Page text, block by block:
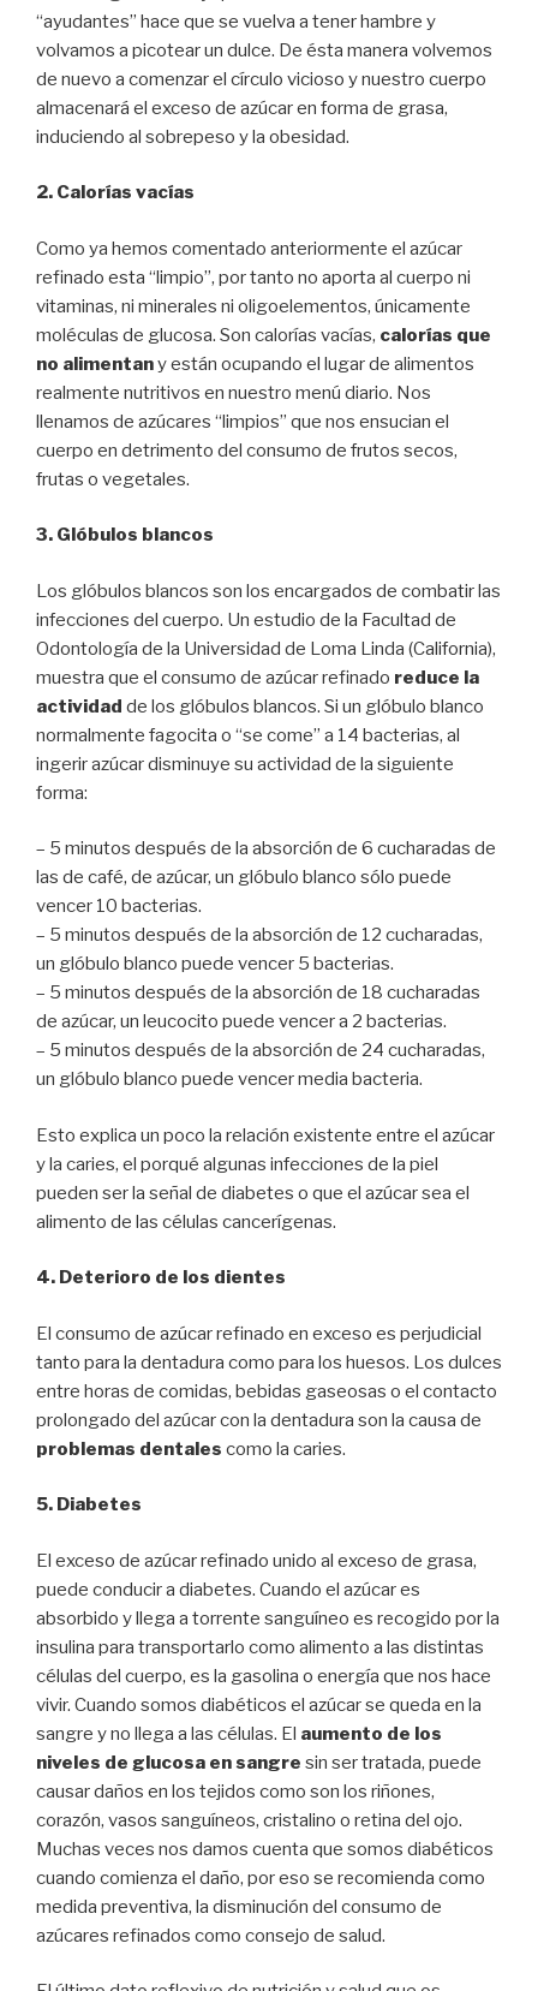
“ayudantes” hace que se vuelva a tener hambre y
volvamos a picotear un dulce. De ésta manera volvemos
de nuevo a comenzar el círculo vicioso y nuestro cuerpo
almacenará el exceso de azúcar en forma de grasa,
induciendo al sobrepeso y la obesidad.
2. Calorías vacías
Como ya hemos comentado anteriormente el azúcar
refinado esta “limpio”, por tanto no aporta al cuerpo ni
vitaminas, ni minerales ni oligoelementos, únicamente
moléculas de glucosa. Son calorías vacías, calorías que
no alimentany están ocupando el lugar de alimentos
realmente nutritivos en nuestro menú diario. Nos
llenamos de azúcares “limpios” que nos ensucian el
cuerpo en detrimento del consumo de frutos secos,
frutas o vegetales.
3. Glóbulos blancos
Los glóbulos blancos son los encargados de combatir las
infecciones del cuerpo. Un estudio de la Facultad de
Odontología de la Universidad de Loma Linda (California),
muestra que el consumo de azúcar refinado reduce la
actividad de los glóbulos blancos. Si un glóbulo blanco
normalmente fagocita o “se come” a 14 bacterias, al
ingerir azúcar disminuye su actividad de la siguiente
forma:
– 5 minutos después de la absorción de 6 cucharadas de
las de café, de azúcar, un glóbulo blanco sólo puede
vencer 10 bacterias.
– 5 minutos después de la absorción de 12 cucharadas,
un glóbulo blanco puede vencer 5 bacterias.
– 5 minutos después de la absorción de 18 cucharadas
de azúcar, un leucocito puede vencer a 2 bacterias.
– 5 minutos después de la absorción de 24 cucharadas,
un glóbulo blanco puede vencer media bacteria.
Esto explica un poco la relación existente entre el azúcar
y la caries, el porqué algunas infecciones de la piel
pueden ser la señal de diabetes o que el azúcar sea el
alimento de las células cancerígenas.
4. Deterioro de los dientes
El consumo de azúcar refinado en exceso es perjudicial
tanto para la dentadura como para los huesos. Los dulces
entre horas de comidas, bebidas gaseosas o el contacto
prolongado del azúcar con la dentadura son la causa de
problemas dentales como la caries.
5. Diabetes
El exceso de azúcar refinado unido al exceso de grasa,
puede conducir a diabetes. Cuando el azúcar es
absorbido y llega a torrente sanguíneo es recogido por la
insulina para transportarlo como alimento a las distintas
células del cuerpo, es la gasolina o energía que nos hace
vivir. Cuando somos diabéticos el azúcar se queda en la
sangre y no llega a las células. El aumento de los
niveles de glucosa en sangre sin ser tratada, puede
causar daños en los tejidos como son los riñones,
corazón, vasos sanguíneos, cristalino o retina del ojo.
Muchas veces nos damos cuenta que somos diabéticos
cuando comienza el daño, por eso se recomienda como
medida preventiva, la disminución del consumo de
azúcares refinados como consejo de salud.